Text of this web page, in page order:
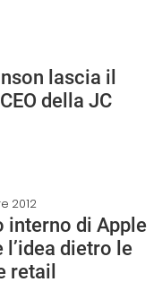
lascia il
della JC
2012
interno di Apple
l’idea dietro le
retail